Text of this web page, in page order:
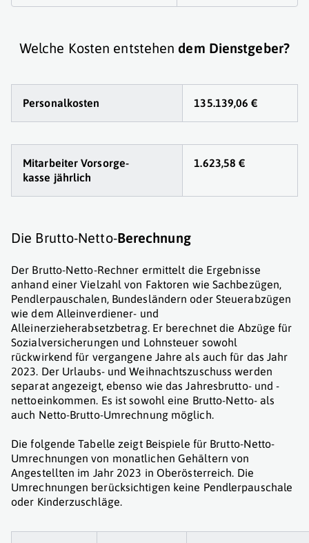
Welche Kosten entstehen dem Dienstgeber?
Personalkosten 135.139,06 €
Mitarbeiter Vorsorge-
kasse jährlich
1.623,58 €
Die Brutto-Netto-Berechnung
Der Brutto-Netto-Rechner ermittelt die Ergebnisse
anhand einer Vielzahl von Faktoren wie Sachbezügen,
Pendlerpauschalen, Bundesländern oder Steuerabzügen
wie dem Alleinverdiener- und
Alleinerzieherabsetzbetrag. Er berechnet die Abzüge für
Sozialversicherungen und Lohnsteuer sowohl
rückwirkend für vergangene Jahre als auch für das Jahr
2023. Der Urlaubs- und Weihnachtszuschuss werden
separat angezeigt, ebenso wie das Jahresbrutto- und -
nettoeinkommen. Es ist sowohl eine Brutto-Netto- als
auch Netto-Brutto-Umrechnung möglich.
Die folgende Tabelle zeigt Beispiele für Brutto-Netto-
Umrechnungen von monatlichen Gehältern von
Angestellten im Jahr 2023 in Oberösterreich. Die
Umrechnungen berücksichtigen keine Pendlerpauschale
oder Kinderzuschläge.